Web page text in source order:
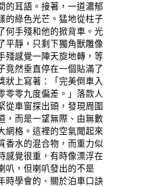
的耳語。接著，一道濃郁
的綠色光芒。猛地從柱子
何手殘和他的掀背車。光
平靜，只剩下獨角獸雕像
殘感覺一陣天旋地轉，等
竟然垂直停在一個貼滿了
狀上寫著：「完美倒車入
零九度偏差。」落款人
從車窗探出頭，發現周圍
，而是一望無際、由無數
網格。這裡的空氣聞起來
香水的混合物，而重力似
感覺很重，有時像漂浮在
叭，但喇叭發出的不是
時學會的、關於泊車口訣